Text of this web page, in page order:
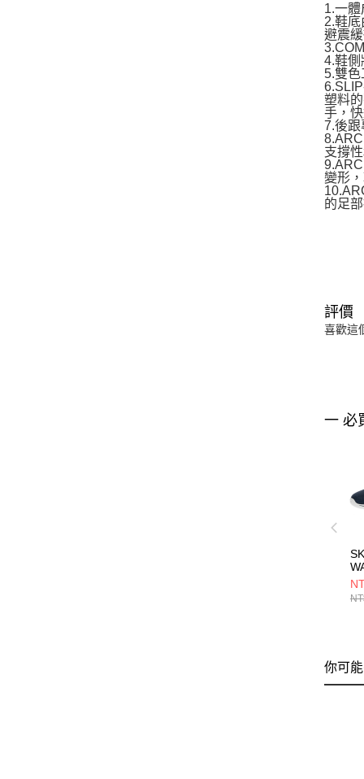
1.一
2.鞋
避震
4.鞋側
5.雙色
塑料
手，
7.後跟
支撐
變形
的足
評價
喜歡這
一 必
你可